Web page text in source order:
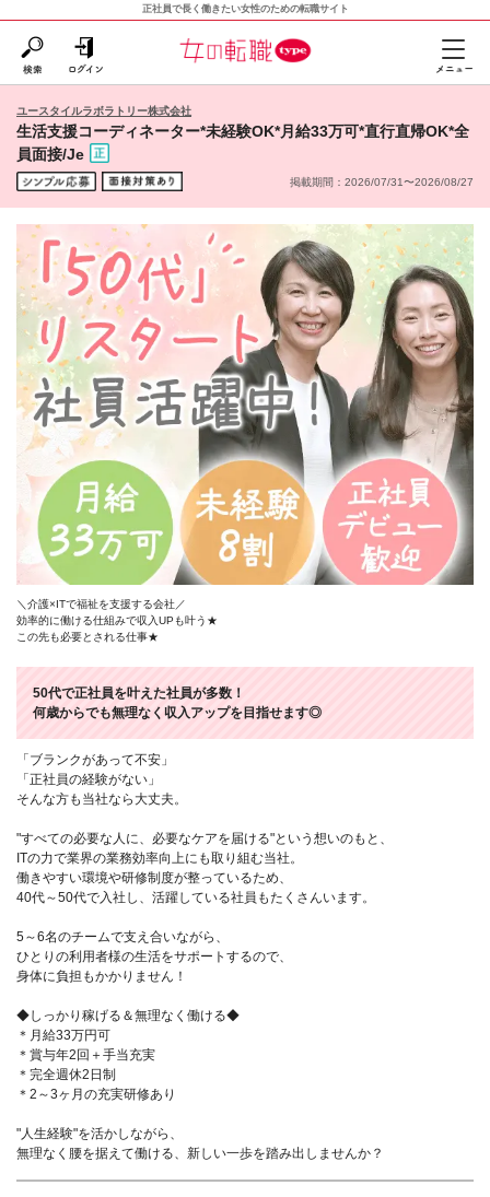
正社員で長く働きたい女性のための転職サイト
ユースタイルラボラトリー株式会社
生活支援コーディネーター*未経験OK*月給33万可*直行直帰OK*全
員面接/Je
掲載期間：2026/07/31〜2026/08/27
＼介護×ITで福祉を支援する会社／
効率的に働ける仕組みで収入UPも叶う★
この先も必要とされる仕事★
50代で正社員を叶えた社員が多数！
何歳からでも無理なく収入アップを目指せます◎
「ブランクがあって不安」
「正社員の経験がない」
そんな方も当社なら大丈夫。
"すべての必要な人に、必要なケアを届ける"という想いのもと、
ITの力で業界の業務効率向上にも取り組む当社。
働きやすい環境や研修制度が整っているため、
40代～50代で入社し、活躍している社員もたくさんいます。
5～6名のチームで支え合いながら、
ひとりの利用者様の生活をサポートするので、
身体に負担もかかりません！
◆しっかり稼げる＆無理なく働ける◆
＊月給33万円可
＊賞与年2回＋手当充実
＊完全週休2日制
＊2～3ヶ月の充実研修あり
"人生経験"を活かしながら、
無理なく腰を据えて働ける、新しい一歩を踏み出しませんか？